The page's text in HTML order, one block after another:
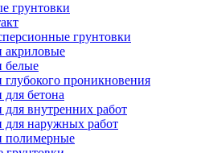
грунтовки
грунтовки
акриловые
белые
глубокого проникновения
для бетона
для внутренних работ
для наружных работ
полимерные